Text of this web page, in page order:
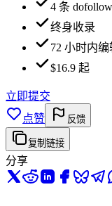
4 条
终身收录
72 小时内
$16.9 起
立即提交
点赞
反馈
复制链接
分享